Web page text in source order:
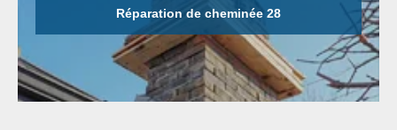
Réparation de cheminée 28